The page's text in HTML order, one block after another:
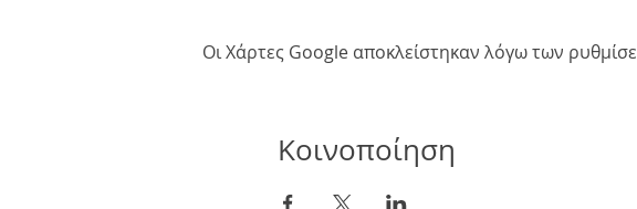
Οι Χάρτες Google αποκλείστηκαν λόγω των
Κοινοποίηση